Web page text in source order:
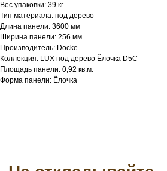
Вес упаковки: 39 кг
Тип материала: под дерево
Длина панели: 3600 мм
Ширина панели: 256 мм
Производитель: Docke
Коллекция: LUX под дерево Ёлочка D5C
Площадь панели: 0,92 кв.м.
Форма панели: Ёлочка